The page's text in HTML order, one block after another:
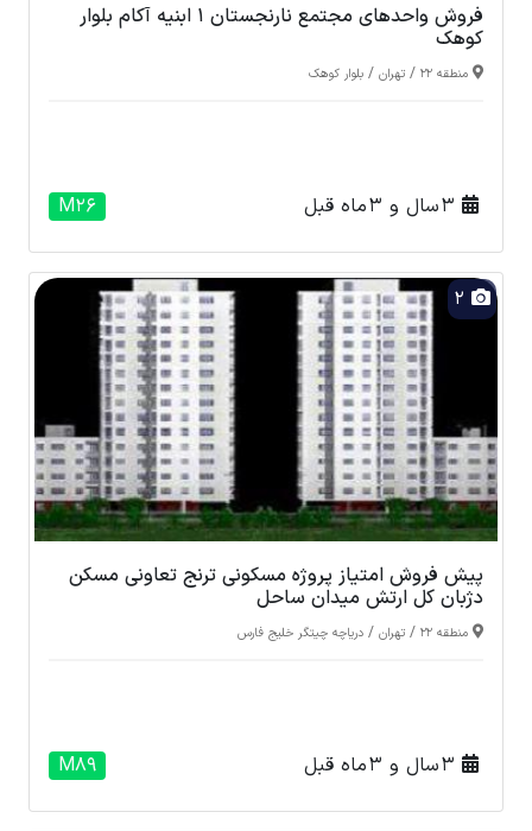
فروش واحدهای مجتمع نارنجستان 1 ابنیه آکام بلوار
کوهک
منطقه 22 / تهران / بلوار کوهک
M26
پیش فروش امتیاز پروژه مسکونی ترنج تعاونی مسکن
دژبان کل ارتش میدان ساحل
منطقه 22 / تهران / دریاچه چیتگر خلیج فارس
M89